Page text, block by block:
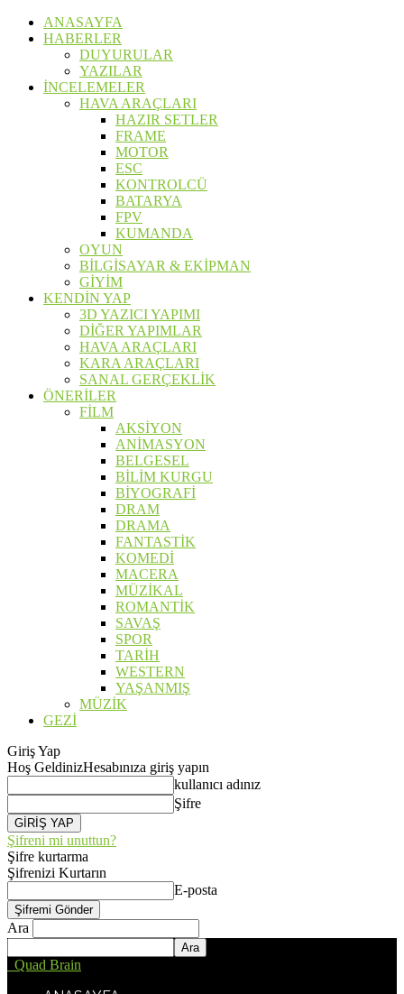
ANASAYFA
HABERLER
DUYURULAR
YAZILAR
İNCELEMELER
HAVA ARAÇLARI
HAZIR SETLER
FRAME
MOTOR
ESC
KONTROLCÜ
BATARYA
FPV
KUMANDA
OYUN
BİLGİSAYAR & EKİPMAN
GİYİM
KENDİN YAP
3D YAZICI YAPIMI
DİĞER YAPIMLAR
HAVA ARAÇLARI
KARA ARAÇLARI
SANAL GERÇEKLİK
ÖNERİLER
FİLM
AKSİYON
ANİMASYON
BELGESEL
BİLİM KURGU
BİYOGRAFİ
DRAM
DRAMA
FANTASTİK
KOMEDİ
MACERA
MÜZİKAL
ROMANTİK
SAVAŞ
SPOR
TARİH
WESTERN
YAŞANMIŞ
MÜZİK
GEZİ
Giriş Yap
Hoş GeldinizHesabınıza giriş yapın
kullanıcı adınız
Şifre
Şifreni mi unuttun?
Şifre kurtarma
Şifrenizi Kurtarın
E-posta
Ara
Quad Brain